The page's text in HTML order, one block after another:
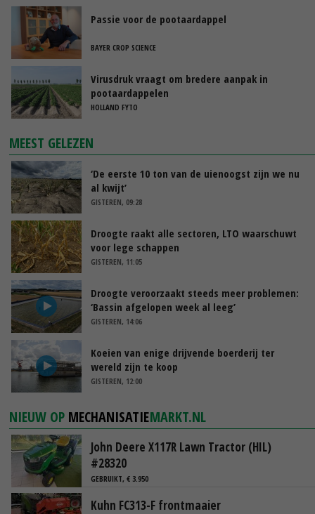
Passie voor de pootaardappel
BAYER CROP SCIENCE
Virusdruk vraagt om bredere aanpak in
pootaardappelen
HOLLAND FYTO
MEEST GELEZEN
‘De eerste 10 ton van de uienoogst zijn we nu
al kwijt’
GISTEREN, 09:28
Droogte raakt alle sectoren, LTO waarschuwt
voor lege schappen
GISTEREN, 11:05
Droogte veroorzaakt steeds meer problemen:
‘Bassin afgelopen week al leeg’
GISTEREN, 14:06
Koeien van enige drijvende boerderij ter
wereld zijn te koop
GISTEREN, 12:00
NIEUW OP MECHANISATIEMARKT.NL
John Deere X117R Lawn Tractor (HIL)
#28320
GEBRUIKT, € 3.950
Kuhn FC313-F frontmaaier